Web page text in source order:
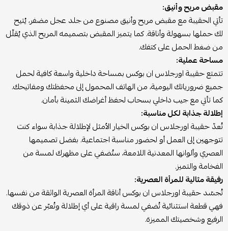
مقبض مريح وأنيق:
تأتي الحقيبة مع مقبض مريح وأنيق مصنوع من جلد عجل مضفر، يُتيح
لك حملها بسهولة وأناقة. كما يتميز المقبض بتصميمه المريح الذي يُقلّل
من ضغط الحمل على كتفك.
مساحة عملية:
تتمتع حقيبة اورجلاس ان بوكس بمساحة داخلية واسعة كافية لحمل
جميع ضرورياتك اليومية، من الهاتف المحمول إلى محفظتك ومفاتيحك.
كما تأتي مع جيب داخلي بسحاب لحفظ أغراضك الثمينة بأمان.
إطلالة جذابة لكل مناسبة:
تُعدّ حقيبة اورجلاس ان بوكس الخيار الأمثل لإطلالة جذابة سواء كنت
تتوجهين إلى العمل أو لحضور مناسبة اجتماعية. بفضل تصميمها
العصري وألوانها المعدنية اللامعة، ستُضفي على مظهرك لمسة من
الفخامة والتميز.
رفيقة مثالية للمرأة العصرية:
تُجسّد حقيبة اورجلاس ان بوكس أناقة المرأة العصرية الواثقة من نفسها.
فهي قطعة استثنائية تُضفي لمسة راقية على أي إطلالة وتُعبّر عن ذوقك
الرفيع وشخصيتك المميزة.